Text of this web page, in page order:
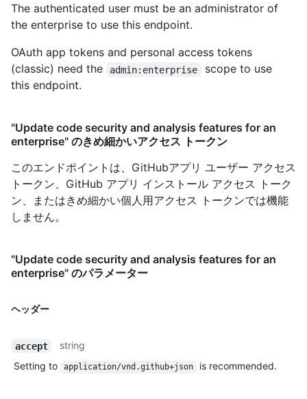
The authenticated user must be an administrator of
the enterprise to use this endpoint.
OAuth app tokens and personal access tokens
(classic) need the
admin:enterprise
scope to use
this endpoint.
"Update code security and analysis features for an
enterprise" のきめ細かいアクセス トークン
このエンドポイントは、GitHubアプリ ユーザー アクセス
トークン、GitHub アプリ インストール アクセス トーク
ン、またはきめ細かい個人用アクセス トークンでは機能
しません。
"Update code security and analysis features for an
enterprise" のパラメーター
ヘッダー
accept
string
Setting to
application/vnd.github+json is recommended.